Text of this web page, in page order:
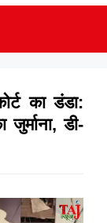
का डंडा:
जुर्माना, डी-